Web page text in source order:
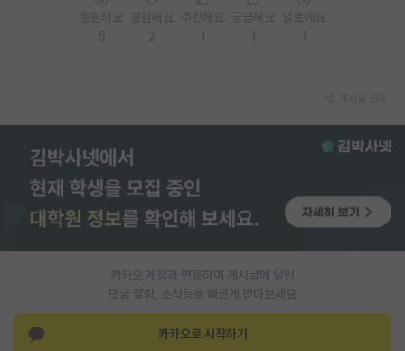
특수/전문대학원 게시판
반도체/AI 게시판
장학금/장학생 게시판
학술 정보 게시판
홍보 게시판
커리어
카카오 계정과 연동하여 게시글에 달린
댓글 알람, 소식등을 빠르게 받아보세요
카카오로 시작하기